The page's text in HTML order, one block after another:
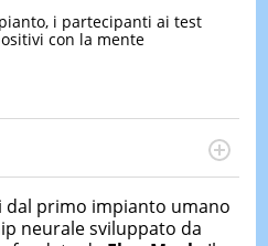
DI
i partecipanti ai test
con la mente
in Marketing Management
di contenuti in ottica SEO e
marketing attraverso
dal primo impianto umano
neurale sviluppato da